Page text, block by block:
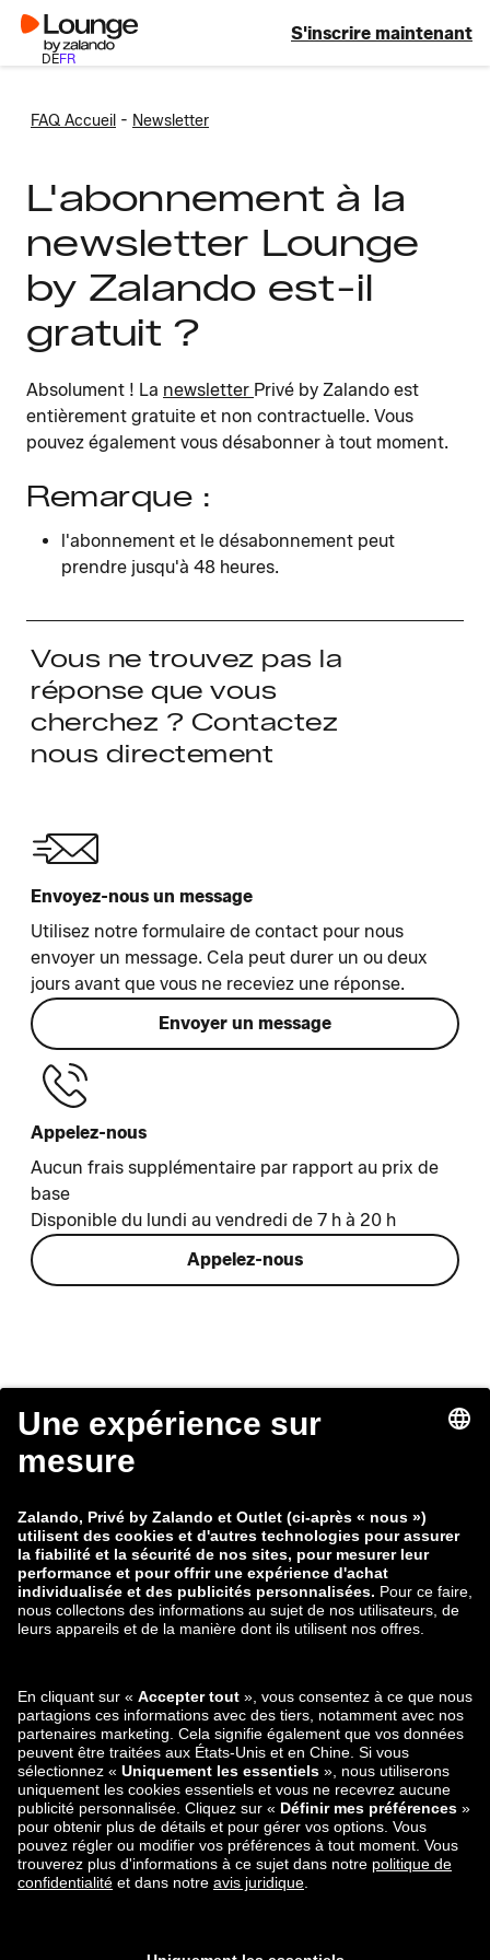
DEFR
S'inscrire maintenant
FAQ Accueil - Newsletter
L'abonnement à la
newsletter Lounge
by Zalando est-il
gratuit ?
Absolument ! La newsletter Privé by Zalando est
entièrement gratuite et non contractuelle. Vous
pouvez également vous désabonner à tout moment.
Remarque :
l'abonnement et le désabonnement peut
prendre jusqu'à 48 heures.
Vous ne trouvez pas la
réponse que vous
cherchez ? Contactez
nous directement
Envoyez-nous un message
Utilisez notre formulaire de contact pour nous
envoyer un message. Cela peut durer un ou deux
jours avant que vous ne receviez une réponse.
Envoyer un message
Appelez-nous
Aucun frais supplémentaire par rapport au prix de
base
Disponible du lundi au vendredi de 7 h à 20 h
Appelez-nous
Lounge by Zalando
Protection des données
Traitement des données
Rétractation
CGV
Carrière
Mode de paiement
Expédition et partenaire de
livraison
Retrouvez-nous aussi sur Applications mobiles